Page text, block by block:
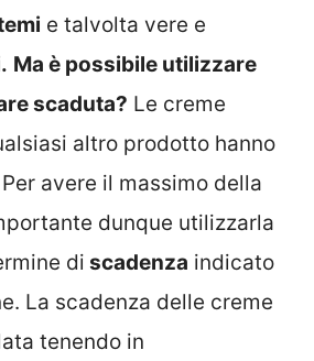
e talvolta vere e
Ma è possibile utilizzare
scaduta? Le creme
altro prodotto hanno
avere il massimo della
dunque utilizzarla
di scadenza indicato
La scadenza delle creme
tenendo in